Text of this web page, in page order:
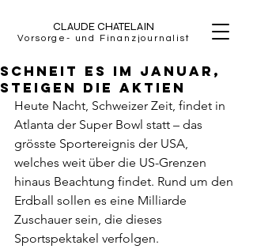
CLAUDE CHATELAIN
Vorsorge- und Finanzjournalist
Schneit es im Januar,
steigen die Aktien
Heute Nacht, Schweizer Zeit, findet in
Atlanta der Super Bowl statt – das
grösste Sportereignis der USA,
welches weit über die US-Grenzen
hinaus Beachtung findet. Rund um den
Erdball sollen es eine Milliarde
Zuschauer sein, die dieses
Sportspektakel verfolgen.